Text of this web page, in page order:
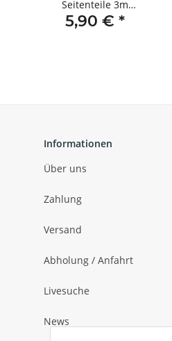
Seitenteile 3m
schwarz
5,90 € *
Informationen
Über uns
Zahlung
Versand
Abholung / Anfahrt
Livesuche
News